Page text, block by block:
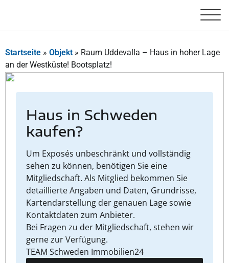
Startseite » Objekt » Raum Uddevalla – Haus in hoher Lage
an der Westküste! Bootsplatz!
Haus in Schweden
kaufen?
Um Exposés unbeschränkt und vollständig
sehen zu können, benötigen Sie eine
Mitgliedschaft. Als Mitglied bekommen Sie
detaillierte Angaben und Daten, Grundrisse,
Kartendarstellung der genauen Lage sowie
Kontaktdaten zum Anbieter.
Bei Fragen zu der Mitgliedschaft, stehen wir
gerne zur Verfügung.
TEAM Schweden Immobilien24